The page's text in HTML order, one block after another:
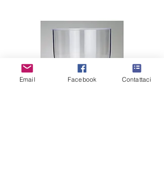
Email Facebook Contattaci